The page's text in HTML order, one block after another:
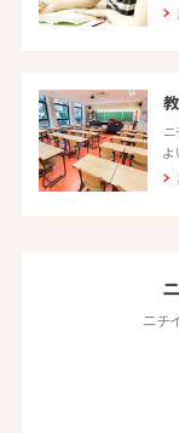
よ
ニチ